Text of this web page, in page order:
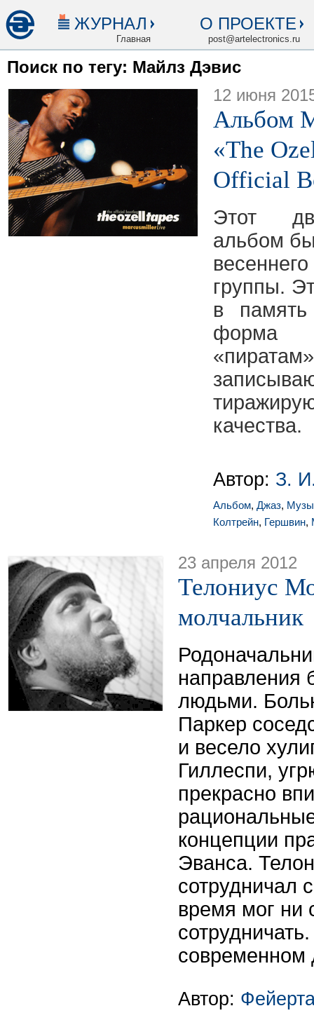
ЖУРНАЛ
Главная
О ПРОЕКТЕ
post@artelectronics.ru
Поиск по тегу: Майлз Дэвис
12 июня
Альбом
«The
Official
Этот
альбом
группы.
в
форма
качества.
Автор: З.
Альбом, Джаз,
Колтрейн, Гершвин,
23 апреля 2012
Телониус
молчальник
направления
людьми.
Паркер
и весело
Гиллеспи,
прекрасно
концепции
Эванса.
сотрудничал
время мог ни
современном
Автор: